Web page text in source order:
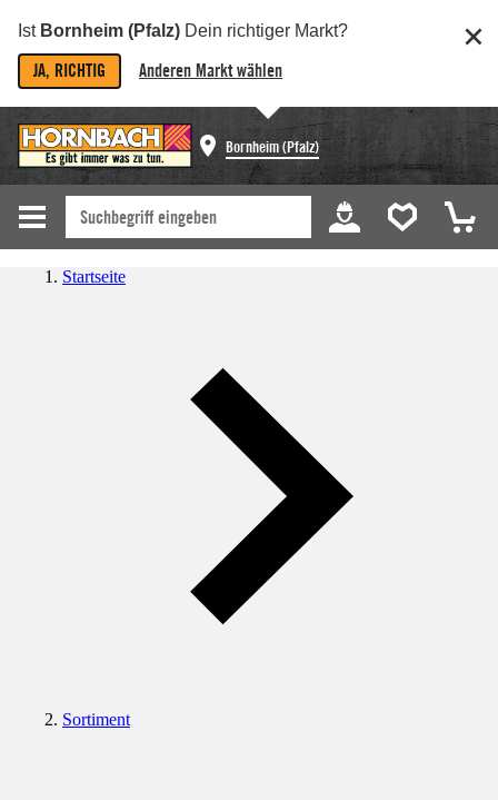
Ist Bornheim (Pfalz) Dein richtiger Markt?
JA, RICHTIG Anderen Markt wählen
Bornheim (Pfalz)
Startseite
Sortiment